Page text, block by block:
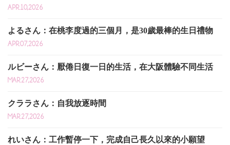
APR.10,2026
よるさん：在桃李度過的三個月，是30歲最棒的生日禮物
APR.07,2026
ルビーさん：厭倦日復一日的生活，在大阪體驗不同生活
MAR.27,2026
クララさん：自我放逐時間
MAR.27,2026
れいさん：工作暫停一下，完成自己長久以來的小願望